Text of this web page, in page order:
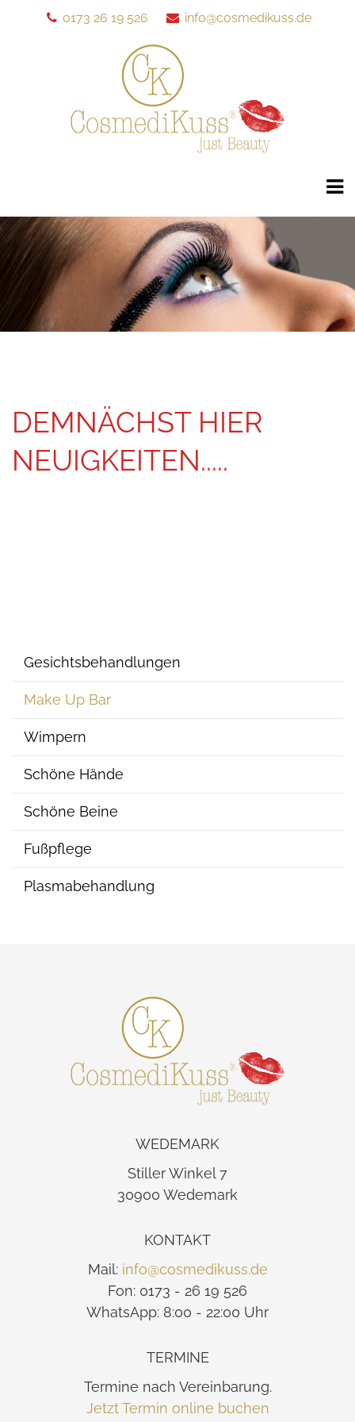
0173 26 19 526 info@cosmedikuss.de
DEMNÄCHST HIER
NEUIGKEITEN.....
Gesichtsbehandlungen
Make Up Bar
Wimpern
Schöne Hände
Schöne Beine
Fußpflege
Plasmabehandlung
WEDEMARK
Stiller Winkel 7
30900 Wedemark
KONTAKT
Mail: info@cosmedikuss.de
Fon: 0173 - 26 19 526
WhatsApp: 8:00 - 22:00 Uhr
TERMINE
Termine nach Vereinbarung.
Jetzt Termin online buchen